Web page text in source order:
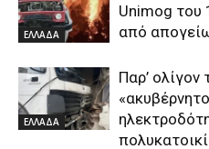
ΕΛΛΑΔΑ
Unimog του
από
ΕΛΛΑΔΑ
Παρ’